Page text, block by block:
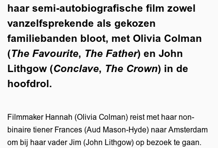
haar semi-autobiografische film zowel
vanzelfsprekende als gekozen
familiebanden bloot, met Olivia Colman
(The Favourite, The Father) en John
Lithgow (Conclave, The Crown) in de
hoofdrol.
Filmmaker Hannah (Olivia Colman) reist met haar non-
binaire tiener Frances (Aud Mason-Hyde) naar Amsterdam
om bij haar vader Jim (John Lithgow) op bezoek te gaan.